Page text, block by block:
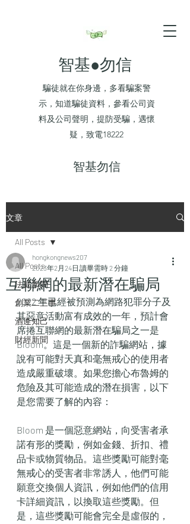
智基●勿信
騙徒就在你身邊，多看騙案警
示，知道騙徒資料，參看公司資
料及公司聲明，提防受騙，遇懷
疑，致電18222
​智基勿信
文章
All Posts
法庭新聞
創業二三事
酒逄知己
財經新聞
All Posts
互聯網的最新潛在騙局
hongkongnews207
2023年2月24日 讀畢需時 2 分鐘
2022 年已經被預測為網路犯罪分子及
其惡意活動富有成效的一年，預計會
席捲互聯網的最新潛在騙局之一是
Bloom。這是一個新的詐騙網站，據
說有可能對天真和毫無戒心的使用者
造成嚴重破壞。如果您擔心布魯姆的
危險及其可能造成的潛在損害，以下
是您需要了解的內容：
Bloom 是一個惡意網站，向受害者承
諾有形的獎勵，例如金錢、折扣、禮
品卡或物質物品。這些獎勵可能對毫
無戒心的受害者非常誘人，他們可能
願意交換個人資訊，例如他們的信用
卡詳細資訊，以換取這些獎勵。但
是，這些獎勵可能會完全是虛假的，